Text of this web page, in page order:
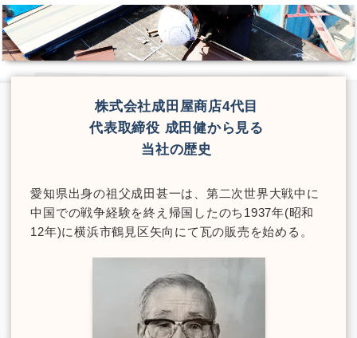
株式会社成田屋商店4代目
代表取締役 成田健から見る
当社の歴史
愛知県出身の祖父成田甚一は、第二次世界大戦中に
中国での戦争経験を終え帰国したのち1937年(昭和
12年)に横浜市鶴見区矢向にて瓦の販売を始める。